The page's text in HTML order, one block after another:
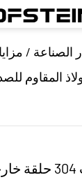
الصناعة /
المقاوم
مزايا